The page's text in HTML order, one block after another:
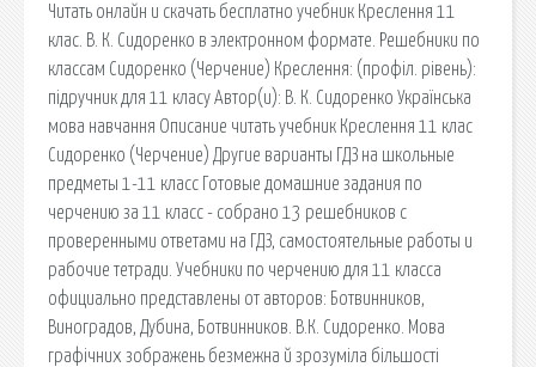
Читать онлайн и скачать бесплатно учебник Креслення 11
клас. В. К. Сидоренко в электронном формате. Решебники по
классам Сидоренко (Черчение) Креслення: (профіл. рівень):
підручник для 11 класу Автор(и): В. К. Сидоренко Українська
мова навчання Описание читать учебник Креслення 11 клас
Сидоренко (Черчение) Другие варианты ГДЗ на школьные
предметы 1-11 класс Готовые домашние задания по
черчению за 11 класс - собрано 13 решебников с
проверенными ответами на ГДЗ, самостоятельные работы и
рабочие тетради. Учебники по черчению для 11 класса
официально представлены от авторов: Ботвинников,
Виноградов, Дубина, Ботвинников. В.К. Сидоренко. Мова
графічних зображень безмежна й зрозуміла більшості